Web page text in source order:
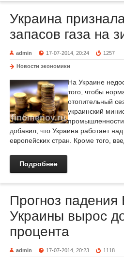
Украина
запасов газа на
admin 17-07-2014, 20:24 1257
Новости экономики
На Украине
того, чтобы
отопительный
украинский
добавил, что Украина работает
европейских стран. Кроме того,
Подробнее
Прогноз
Украины вырос
процента
admin 17-07-2014, 20:23 1118